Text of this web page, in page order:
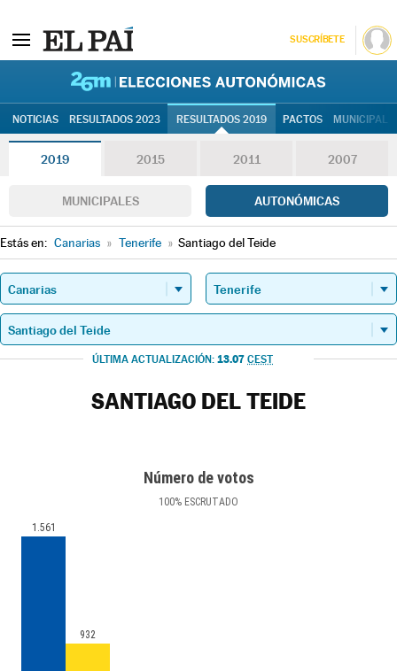
SUSCRÍBETE
NOTICIAS RESULTADOS 2023 RESULTADOS 2019 PACTOS
2019 2015 2011 2007
MUNICIPALES AUTONÓMICAS
Estás en: Canarias » Tenerife » Santiago del Teide
ÚLTIMA ACTUALIZACIÓN: 13.07 CEST
SANTIAGO DEL TEIDE
Número de votos
100% ESCRUTADO
1.561
932